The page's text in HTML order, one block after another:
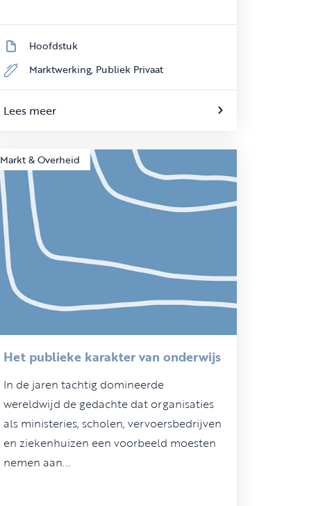
Hoofdstuk
Marktwerking, Publiek Privaat
Lees meer
Markt & Overheid
Het publieke karakter van onderwijs
In de jaren tachtig domineerde
wereldwijd de gedachte dat organisaties
als ministeries, scholen, vervoersbedrijven
en ziekenhuizen een voorbeeld moesten
nemen aan...